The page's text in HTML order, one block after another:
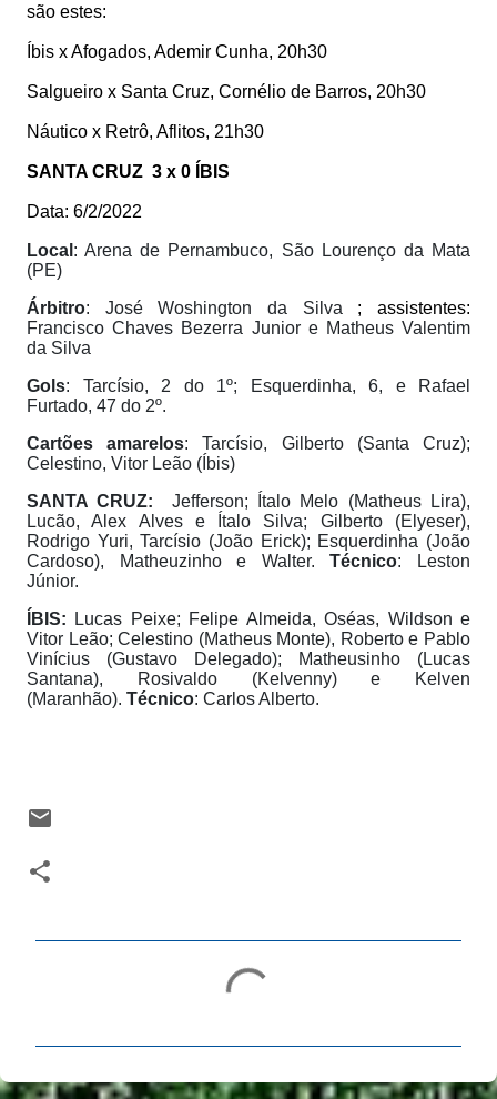
são estes:
Íbis x Afogados, Ademir Cunha, 20h30
Salgueiro x Santa Cruz, Cornélio de Barros, 20h30
Náutico x Retrô, Aflitos, 21h30
SANTA CRUZ 3 x 0 ÍBIS
Data: 6/2/2022
Local : Arena de Pernambuco, São Lourenço da Mata
(PE)
Árbitro: José Woshington da Silva ; assistentes:
Francisco Chaves Bezerra Junior e Matheus Valentim
da Silva
Gols: Tarcísio, 2 do 1º; Esquerdinha, 6, e Rafael
Furtado, 47 do 2º.
Cartões amarelos: Tarcísio, Gilberto (Santa Cruz);
Celestino, Vitor Leão (Íbis)
SANTA CRUZ:
Jefferson; Ítalo Melo (Matheus Lira),
Lucão, Alex Alves e Ítalo Silva; Gilberto (Elyeser),
Rodrigo Yuri, Tarcísio (João Erick); Esquerdinha (João
Cardoso), Matheuzinho e Walter.Técnico: Leston
Júnior.
ÍBIS:
Lucas Peixe; Felipe Almeida, Oséas, Wildson e
Vitor Leão; Celestino (Matheus Monte), Roberto e Pablo
Vinícius (Gustavo Delegado); Matheusinho (Lucas
Santana), Rosivaldo (Kelvenny) e Kelven
(Maranhão). Técnico: Carlos Alberto.